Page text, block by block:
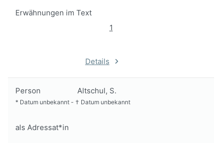
Erwähnungen im Text
1
Details
Person Altschul, S.
* Datum unbekannt - † Datum unbekannt
als Adressat*in